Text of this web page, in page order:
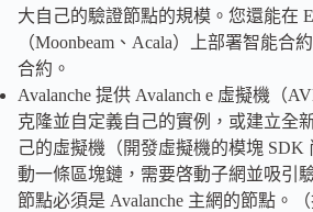
大自己的驗證節點的規模。您還能在
（Moonbeam、Acala）上部署智能合
合約。
Avalanche 提供 Avalanch e 虛擬機（
克隆並自定義自己的實例，或建立全
己的虛擬機（開發虛擬機的模塊 SDK
動一條區塊鏈，需要啓動子網並吸引
節點必須是 Avalanche 主網的節點。（